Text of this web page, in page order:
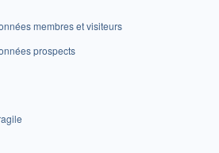
membres et visiteurs
prospects